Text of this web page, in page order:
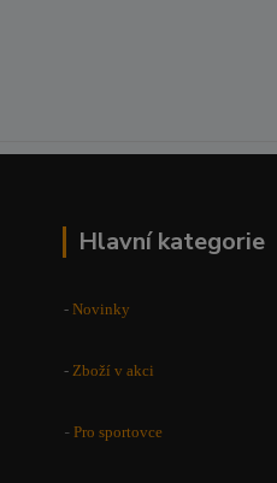
Hlavní kategorie
- Novinky
- Zboží v akci
- Pro sportovce